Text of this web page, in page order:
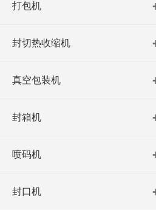
打包机
封切热收缩机
真空包装机
封箱机
喷码机
封口机